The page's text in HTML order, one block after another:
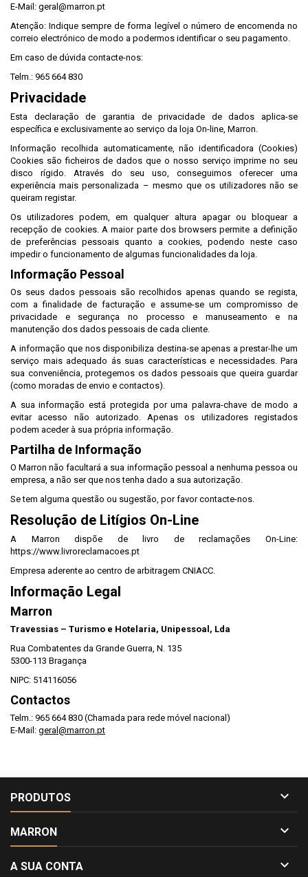
E-Mail: geral@marron.pt
Atenção: Indique sempre de forma legível o número de encomenda no
correio electrónico de modo a podermos identificar o seu pagamento.
Em caso de dúvida contacte-nos:
Telm.: 965 664 830
Privacidade
Esta declaração de garantia de privacidade de dados aplica-se
específica e exclusivamente ao serviço da loja On-line, Marron.
Informação recolhida automaticamente, não identificadora (Cookies)
Cookies são ficheiros de dados que o nosso serviço imprime no seu
disco rígido. Através do seu uso, conseguimos oferecer uma
experiência mais personalizada – mesmo que os utilizadores não se
queiram registar.
Os utilizadores podem, em qualquer altura apagar ou bloquear a
recepção de cookies. A maior parte dos browsers permite a definição
de preferências pessoais quanto a cookies, podendo neste caso
impedir o funcionamento de algumas funcionalidades da loja.
Informação Pessoal
Os seus dados pessoais são recolhidos apenas quando se regista,
com a finalidade de facturação e assume-se um compromisso de
privacidade e segurança no processo e manuseamento e na
manutenção dos dados pessoais de cada cliente.
A informação que nos disponibiliza destina-se apenas a prestar-lhe um
serviço mais adequado ás suas características e necessidades. Para
sua conveniência, protegemos os dados pessoais que queira guardar
(como moradas de envio e contactos).
A sua informação está protegida por uma palavra-chave de modo a
evitar acesso não autorizado. Apenas os utilizadores registados
podem aceder à sua própria informação.
Partilha de Informação
O Marron não facultará a sua informação pessoal a nenhuma pessoa ou
empresa, a não ser que nos tenha dado a sua autorização.
Se tem alguma questão ou sugestão, por favor contacte-nos.
Resolução de Litígios On-Line
A Marron dispõe de livro de reclamações On-Line:
https://www.livroreclamacoes.pt
Empresa aderente ao centro de arbitragem CNIACC.
Informação Legal
Marron
Travessias – Turismo e Hotelaria, Unipessoal, Lda
Rua Combatentes da Grande Guerra, N. 135
5300-113 Bragança
NIPC: 514116056
Contactos
Telm.: 965 664 830 (Chamada para rede móvel nacional)
E-Mail: geral@marron.pt
PRODUTOS 
MARRON 
A SUA CONTA 